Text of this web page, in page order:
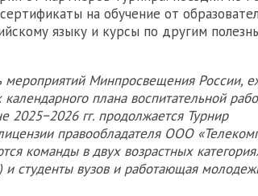
на обучение от
языку и курсы по другим
мероприятий Минпросвещения России,
плана воспитательной
2025−2026 гг. продолжается Турнир
правообладателя ООО
команды в двух возрастных
студенты вузов и работающая